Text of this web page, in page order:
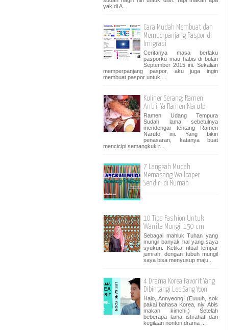
yak di A...
Cara Mudah Membuat dan
Memperpanjang Paspor di
Imigrasi
Ceritanya masa berlaku
pasporku mau habis di bulan
September 2015 ini. Sekalian
memperpanjang paspor, aku juga ingin
membuat paspor untuk ...
Kuliner Serang: Ramen
Antri, Ya Ramen Naruto
Ramen Udang Tempura
Sudah lama sebetulnya
mendengar tentang Ramen
Naruto ini. Yang bikin
penasaran, katanya buat
mencicipi semangkuk r...
7 Langkah Mudah
Memasang Wallpaper
Sendiri di Rumah
10 Tips Fashion Untuk
Wanita Mungil 150 cm
Sebagai mahluk Tuhan yang
mungil banyak hal yang saya
syukuri. Ketika ritual lempar
jumrah, dengan tubuh mungil
saya bisa menyusup maju...
4 Drama Korea Favorit Yang
Dibintangi Lee Sang Yoon
Halo, Annyeong! (Euuuh, sok
pakai bahasa Korea, niy. Abis
makan kimchi.) Setelah
beberapa lama istirahat dari
kegilaan nonton drama ...